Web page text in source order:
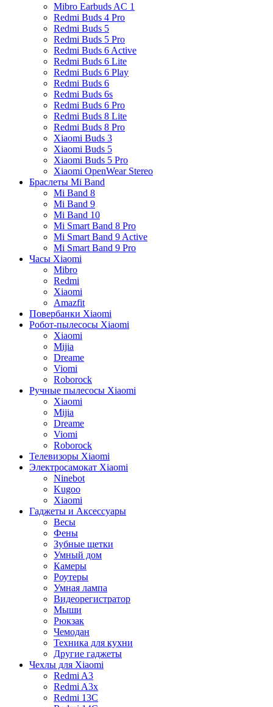
Mibro Earbuds AC 1
Redmi Buds 4 Pro
Redmi Buds 5
Redmi Buds 5 Pro
Redmi Buds 6 Active
Redmi Buds 6 Lite
Redmi Buds 6 Play
Redmi Buds 6
Redmi Buds 6s
Redmi Buds 6 Pro
Redmi Buds 8 Lite
Redmi Buds 8 Pro
Xiaomi Buds 3
Xiaomi Buds 5
Xiaomi Buds 5 Pro
Xiaomi OpenWear Stereo
Браслеты Mi Band
Mi Band 8
Mi Band 9
Mi Band 10
Mi Smart Band 8 Pro
Mi Smart Band 9 Active
Mi Smart Band 9 Pro
Часы Xiaomi
Mibro
Redmi
Xiaomi
Amazfit
Повербанки Xiaomi
Робот-пылесосы Xiaomi
Xiaomi
Mijia
Dreame
Viomi
Roborock
Ручные пылесосы Xiaomi
Xiaomi
Mijia
Dreame
Viomi
Roborock
Телевизоры Xiaomi
Электросамокат Xiaomi
Ninebot
Kugoo
Xiaomi
Гаджеты и Аксессуары
Весы
Фены
Зубные щетки
Умный дом
Камеры
Роутеры
Умная лампа
Видеорегистратор
Мыши
Рюкзак
Чемодан
Техника для кухни
Другие гаджеты
Чехлы для Xiaomi
Redmi A3
Redmi A3x
Redmi 13C